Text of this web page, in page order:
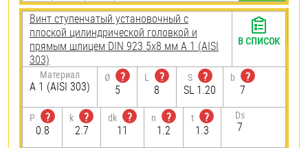
Винт ступенчатый установочный с
плоской цилиндрической головкой и
прямым шлицем DIN 923 5х8 мм А 1 (AISI
303)
Материал
А 1 (AISI 303)
Ø
?
5
L
?
8
S
?
SL 1.20
b
?
7
P
?
0.8
k
?
2.7
dk
?
11
n
?
1.2
t
?
1.3
Ds
7
В СПИСОК